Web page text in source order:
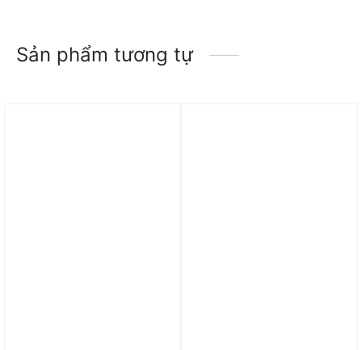
Sản phẩm tương tự